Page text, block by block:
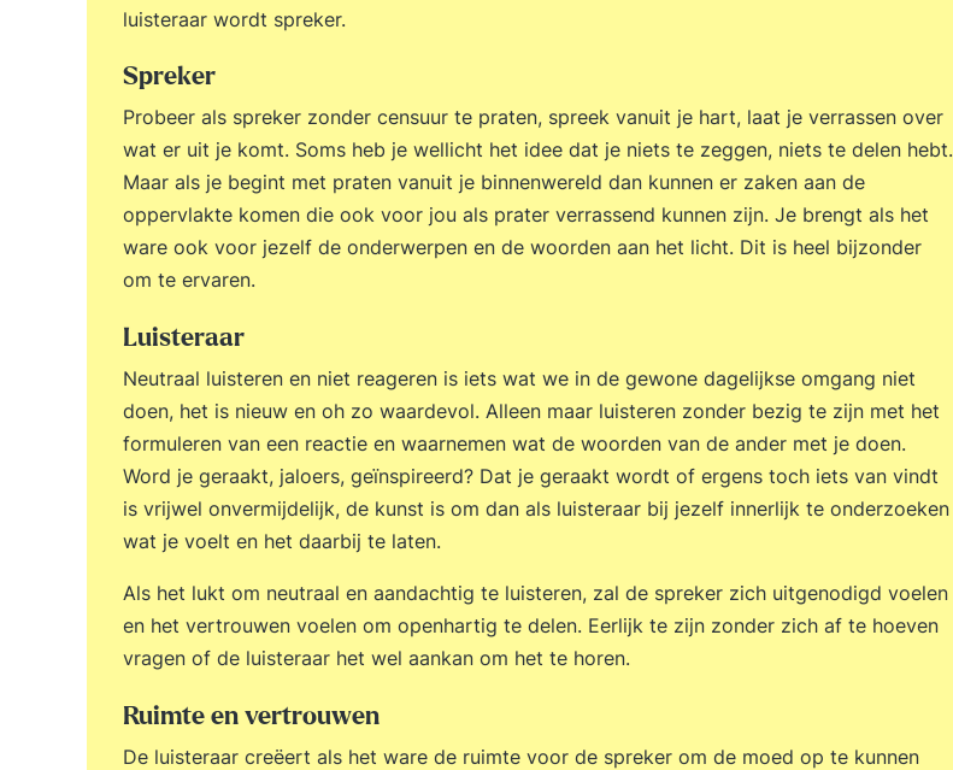
luisteraar wordt spreker.
Spreker
Probeer als spreker zonder censuur te praten, spreek vanuit je hart, laat je verrassen over
wat er uit je komt. Soms heb je wellicht het idee dat je niets te zeggen, niets te delen hebt.
Maar als je begint met praten vanuit je binnenwereld dan kunnen er zaken aan de
oppervlakte komen die ook voor jou als prater verrassend kunnen zijn. Je brengt als het
ware ook voor jezelf de onderwerpen en de woorden aan het licht. Dit is heel bijzonder
om te ervaren.
Luisteraar
Neutraal luisteren en niet reageren is iets wat we in de gewone dagelijkse omgang niet
doen, het is nieuw en oh zo waardevol. Alleen maar luisteren zonder bezig te zijn met het
formuleren van een reactie en waarnemen wat de woorden van de ander met je doen.
Word je geraakt, jaloers, geïnspireerd? Dat je geraakt wordt of ergens toch iets van vindt
is vrijwel onvermijdelijk, de kunst is om dan als luisteraar bij jezelf innerlijk te onderzoeken
wat je voelt en het daarbij te laten.
Als het lukt om neutraal en aandachtig te luisteren, zal de spreker zich uitgenodigd voelen
en het vertrouwen voelen om openhartig te delen. Eerlijk te zijn zonder zich af te hoeven
vragen of de luisteraar het wel aankan om het te horen.
Ruimte en vertrouwen
De luisteraar creëert als het ware de ruimte voor de spreker om de moed op te kunnen